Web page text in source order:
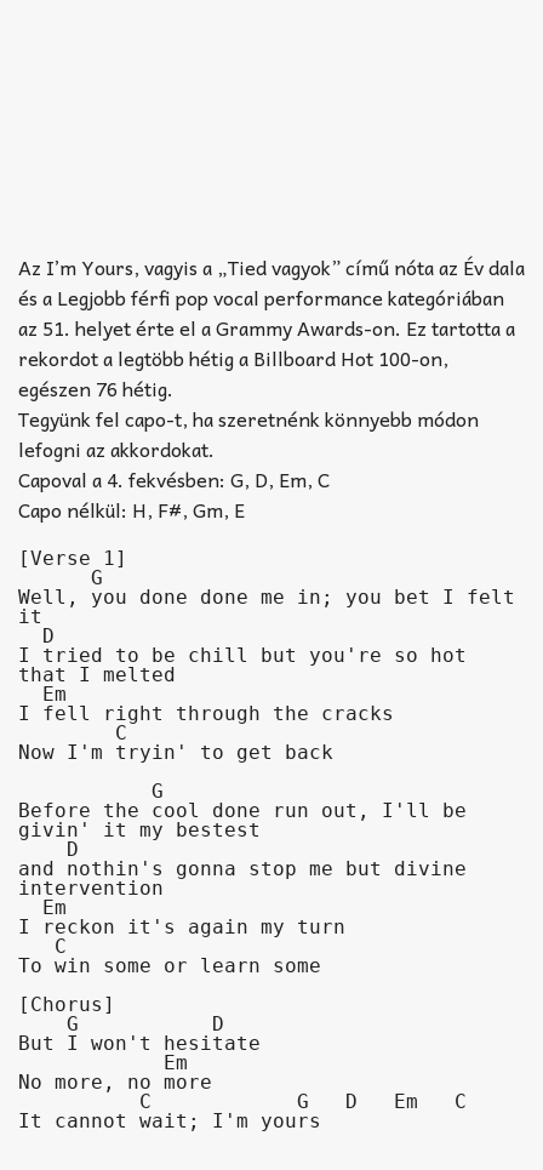
Az I’m Yours, vagyis a „Tied vagyok” című nóta az Év dala
és a Legjobb férfi pop vocal performance kategóriában
az 51. helyet érte el a Grammy Awards-on. Ez tartotta a
rekordot a legtöbb hétig a Billboard Hot 100-on,
egészen 76 hétig.
Tegyünk fel capo-t, ha szeretnénk könnyebb módon
lefogni az akkordokat.
Capoval a 4. fekvésben: G, D, Em, C
Capo nélkül: H, F#, Gm, E
[Verse 1]
Well, you done done me in; you bet I felt
it
I tried to be chill but you're so hot
that I melted
I fell right through the cracks
Now I'm tryin' to get back
Before the cool done run out, I'll be
givin' it my bestest
and nothin's gonna stop me but divine
intervention
I reckon it's again my turn
[Chorus]
But I won't hesitate
No more, no more